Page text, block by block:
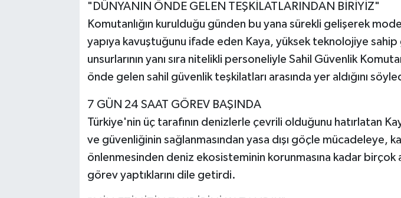
"DÜNYANIN ÖNDE GELEN TEŞKİLATLARINDAN BİRİYİZ"
Komutanlığın kurulduğu günden bu yana sürekli gelişerek
yapıya kavuştuğunu ifade eden Kaya, yüksek teknolojiye
unsurlarının yanı sıra nitelikli personeliyle Sahil Güvenlik
önde gelen sahil güvenlik teşkilatları arasında yer aldığını
7 GÜN 24 SAAT GÖREV BAŞINDA
Türkiye'nin üç tarafının denizlerle çevrili olduğunu hatırlatan
ve güvenliğinin sağlanmasından yasa dışı göçle mücadeleye,
önlenmesinden deniz ekosisteminin korunmasına kadar birçok
görev yaptıklarını dile getirdi.